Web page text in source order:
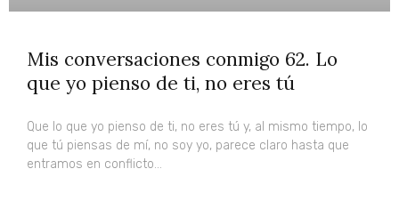
Mis conversaciones conmigo 62. Lo
que yo pienso de ti, no eres tú
Que lo que yo pienso de ti, no eres tú y, al mismo tiempo, lo
que tú piensas de mí, no soy yo, parece claro hasta que
entramos en conflicto…